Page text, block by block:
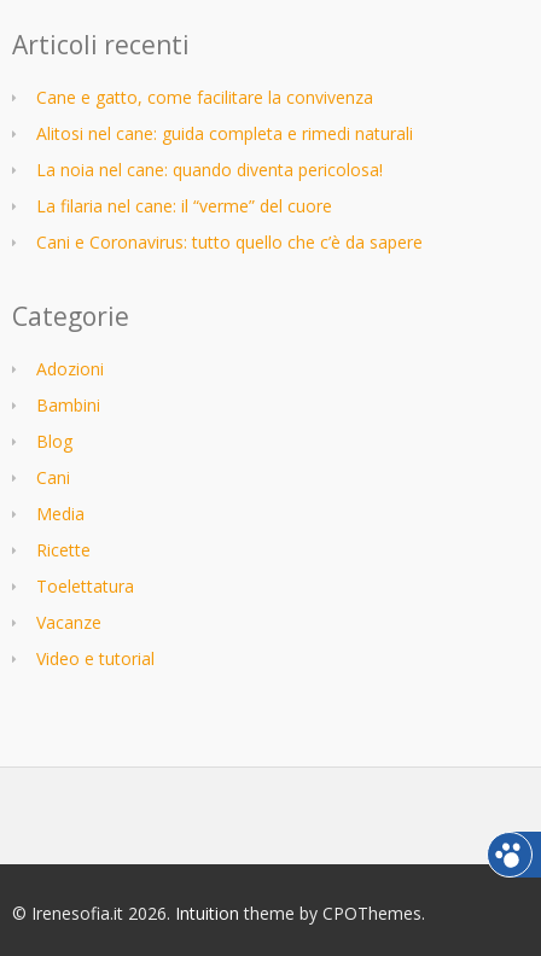
Articoli recenti
Cane e gatto, come facilitare la convivenza
Alitosi nel cane: guida completa e rimedi naturali
La noia nel cane: quando diventa pericolosa!
La filaria nel cane: il “verme” del cuore
Cani e Coronavirus: tutto quello che c’è da sapere
Categorie
Adozioni
Bambini
Blog
Cani
Media
Ricette
Toelettatura
Vacanze
Video e tutorial
© Irenesofia.it 2026. Intuition theme by CPOThemes.